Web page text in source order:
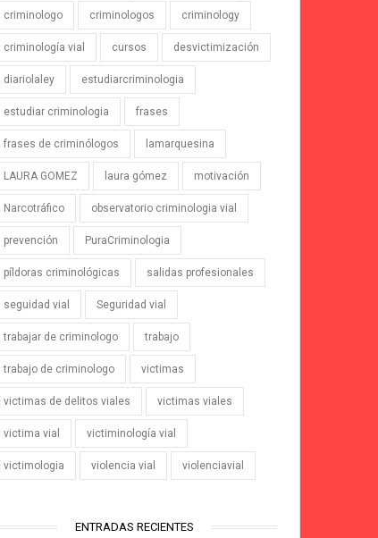
criminologo criminologos criminology
criminología vial cursos desvictimización
diariolaley estudiarcriminologia
estudiar criminologia frases
frases de criminólogos lamarquesina
LAURA GOMEZ laura gómez motivación
Narcotráfico observatorio criminologia vial
prevención PuraCriminologia
píldoras criminológicas salidas profesionales
seguidad vial Seguridad vial
trabajar de criminologo trabajo
trabajo de criminologo victimas
victimas de delitos viales victimas viales
victima vial victiminología vial
victimologia violencia vial violenciavial
ENTRADAS RECIENTES